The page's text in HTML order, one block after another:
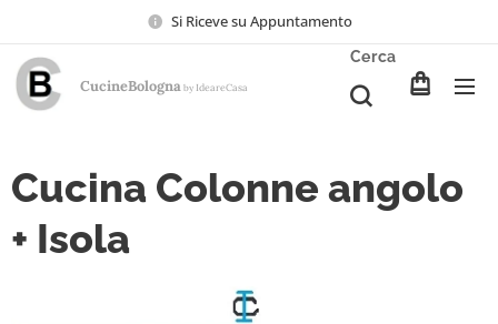
Si Riceve su Appuntamento
CucineBologna by IdeareCasa
Cerca
Cucina Colonne angolo
+ Isola